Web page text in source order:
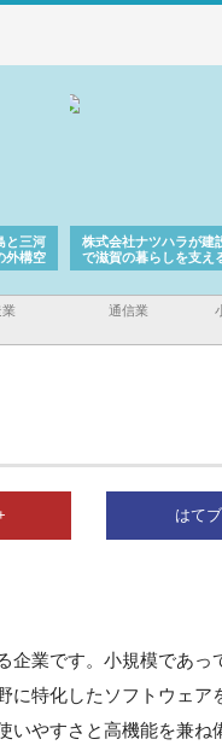
と三河
外構空
株式会社ナツハラが建
で滋賀の暮らしを支え
通信業
はてブ
企業です。小規模であっ
に特化したソフトウェア
いやすさと高機能を兼ね